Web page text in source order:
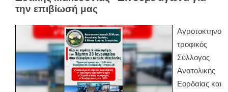
την επιβίωσή μας
Αγροτοκτηνο
τροφικός
Σύλλογος
Ανατολικής
Εορδαίας και